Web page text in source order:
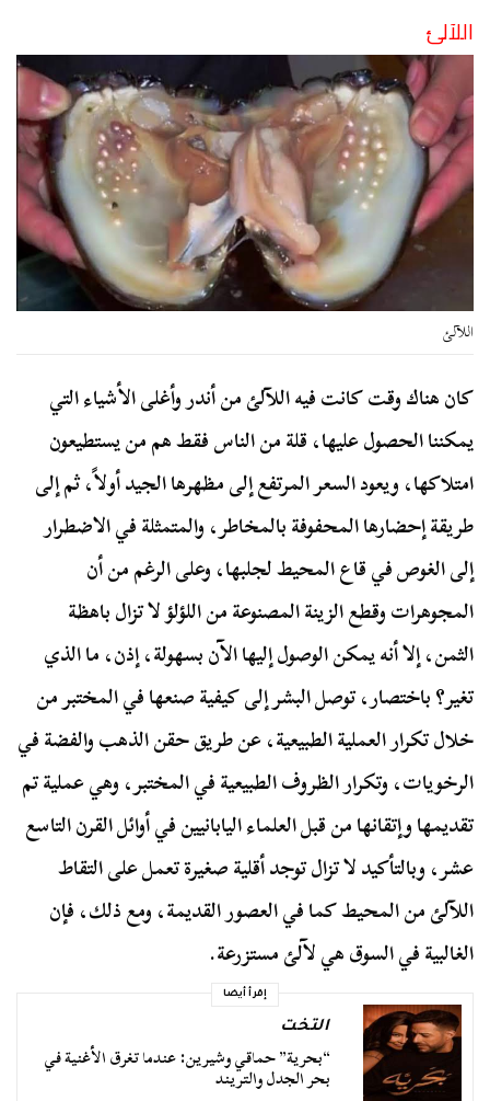
اللآلئ
اللآلئ
كان هناك وقت كانت فيه اللآلئ من أندر وأغلى الأشياء التي
يمكننا الحصول عليها، قلة من الناس فقط هم من يستطيعون
امتلاكها، ويعود السعر المرتفع إلى مظهرها الجيد أولاً، ثم إلى
طريقة إحضارها المحفوفة بالمخاطر، والمتمثلة في الاضطرار
إلى الغوص في قاع المحيط لجلبها، وعلى الرغم من أن
المجوهرات وقطع الزينة المصنوعة من اللؤلؤ لا تزال باهظة
الثمن، إلا أنه يمكن الوصول إليها الآن بسهولة، إذن، ما الذي
تغير؟ باختصار، توصل البشر إلى كيفية صنعها في المختبر من
خلال تكرار العملية الطبيعية، عن طريق حقن الذهب والفضة في
الرخويات، وتكرار الظروف الطبيعية في المختبر، وهي عملية تم
تقديمها وإتقانها من قبل العلماء اليابانيين في أوائل القرن التاسع
عشر، وبالتأكيد لا تزال توجد أقلية صغيرة تعمل على التقاط
اللآلئ من المحيط كما في العصور القديمة، ومع ذلك، فإن
الغالبية في السوق هي لآلئ مستزرعة.
إقرأ أيضا
التخت
“بحرية” حماقي وشيرين: عندما تغرق الأغنية في
بحر الجدل والتريند